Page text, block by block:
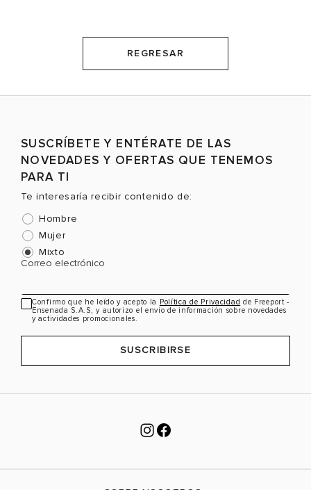
REGRESAR
SUSCRÍBETE Y ENTÉRATE DE LAS
NOVEDADES Y OFERTAS QUE TENEMOS
PARA TI
Te interesaría recibir contenido de:
Hombre
Mujer
Mixto
Correo electrónico
Confirmo que he leído y acepto la Política de Privacidad de Freeport -
Ensenada S.A.S, y autorizo el envío de información sobre novedades
y actividades promocionales.
SUSCRIBIRSE